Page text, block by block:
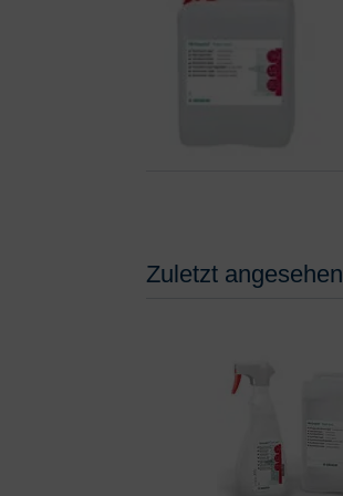
Zuletzt angesehen